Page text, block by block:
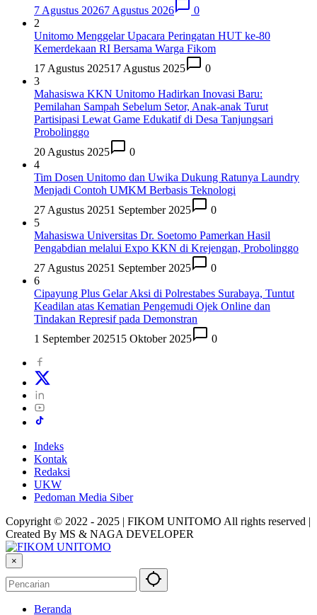
7 Agustus 20267 Agustus 2026
0
2
Unitomo Menggelar Upacara Peringatan HUT ke-80
Kemerdekaan RI Bersama Warga Fikom
17 Agustus 202517 Agustus 2025
0
3
Mahasiswa KKN Unitomo Hadirkan Inovasi Baru:
Pemilahan Sampah Sebelum Setor, Anak-anak Turut
Partisipasi Lewat Game Edukatif di Desa Tanjungsari
Probolinggo
20 Agustus 2025
0
4
Tim Dosen Unitomo dan Uwika Dukung Ratunya Laundry
Menjadi Contoh UMKM Berbasis Teknologi
27 Agustus 20251 September 2025
0
5
Mahasiswa Universitas Dr. Soetomo Pamerkan Hasil
Pengabdian melalui Expo KKN di Krejengan, Probolinggo
27 Agustus 20251 September 2025
0
6
Cipayung Plus Gelar Aksi di Polrestabes Surabaya, Tuntut
Keadilan atas Kematian Pengemudi Ojek Online dan
Tindakan Represif pada Demonstran
1 September 202515 Oktober 2025 0
Indeks
Kontak
Redaksi
UKW
Pedoman Media Siber
Copyright © 2022 - 2025 | FIKOM UNITOMO All rights reserved |
Created By MS & NAGA DEVELOPER
×
Beranda